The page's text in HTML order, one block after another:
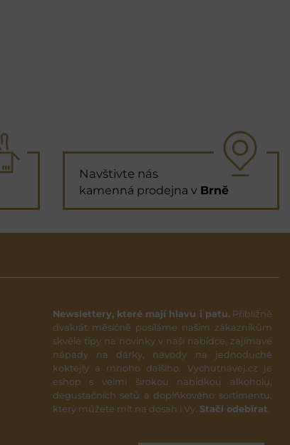
Navštivte nás
kamenná prodejna v Brně
Newslettery, které mají hlavu i patu.Přibližně
dvakrát měsíčně posíláme našim zákazníkům
skvělé tipy na novinky v naší nabídce, zajímavé
nápady na dárky, návody na jednoduché
koktejly a mnoho dalšího. Vychutnávej.cz je
eshop s velmi širokou nabídkou alkoholu,
degustačních setů a doplňkového sortimentu,
který můžete mít na dosah i Vy. Stačí odebírat